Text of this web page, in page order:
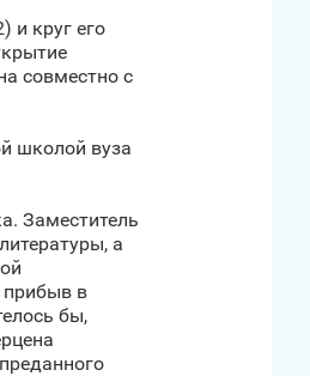
и круг его
совместно с
школой вуза
Заместитель
а
прибыв в
бы,